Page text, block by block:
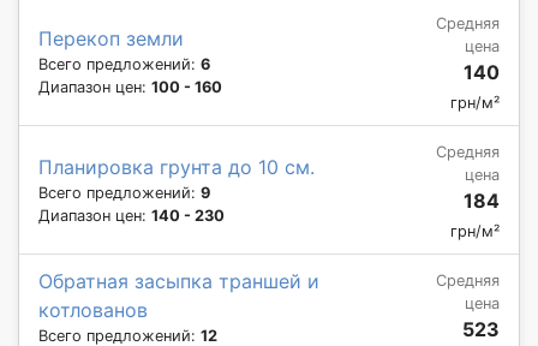
Перекоп земли
Всего предложений: 6
Диапазон цен: 100 - 160
Средняя
цена
140
грн/м²
Планировка грунта до 10 см.
Всего предложений: 9
Диапазон цен: 140 - 230
Средняя
цена
184
грн/м²
Обратная засыпка траншей и
котлованов
Всего предложений: 12
Средняя
цена
523